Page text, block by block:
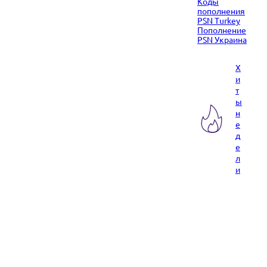
пополнения
PSN Turkey
Пополнение
PSN Украина
Х
и
т
ы
н
е
д
е
л
и